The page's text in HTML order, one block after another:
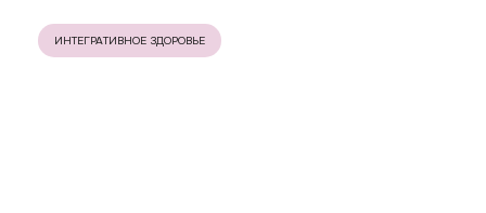
ИНТЕГРАТИВНОЕ ЗДОРОВЬЕ